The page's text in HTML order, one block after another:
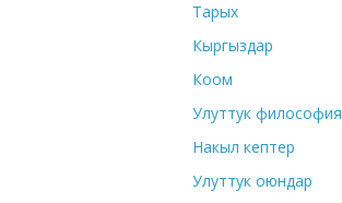
Тарых
Кыргыздар
Коом
Улуттук философия
Накыл кептер
Улуттук оюндар